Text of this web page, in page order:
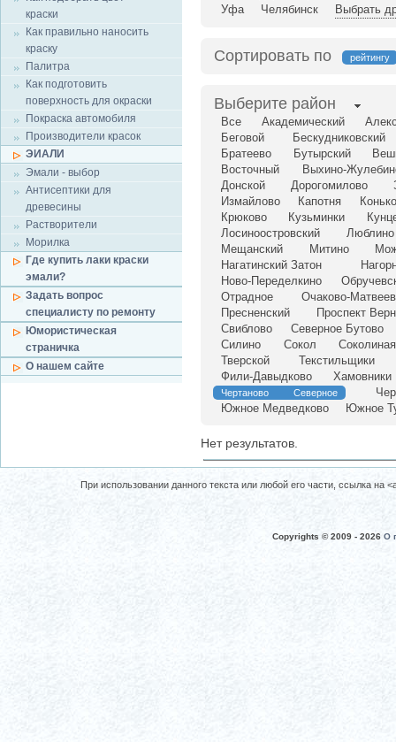
краски
Как правильно наносить
краску
Палитра
Как подготовить
поверхность для окраски
Покраска автомобиля
Производители красок
ЭИАЛИ
Эмали - выбор
Антисептики для
древесины
Растворители
Морилка
Где купить лаки краски
эмали?
Задать вопрос
специалисту по ремонту
Юмористическая
страничка
О нашем сайте
Уфа
Челябинск Выбрать
Сортировать по рейтингу
Выберите район
Все Академический
Беговой
Бескудниковский
Братеево
Бутырский
Восточный
Выхино-
Донской
Дорогомилово
Измайлово
Капотня
Крюково
Кузьминки
Лосиноостровский
Люблино
Мещанский
Митино
Нагатинский Затон
Ново-Переделкино
Отрадное
Очаково-
Пресненский
Проспект
Свиблово
Северное Бутово
Силино
Сокол
Тверской
Текстильщики
Фили-Давыдково
Хамовники
Чертаново Северное
Южное Медведково
Южное
Нет результатов.
При использовании данного текста или любой его части, ссылка
Copyrights © 2009 - 2026 О